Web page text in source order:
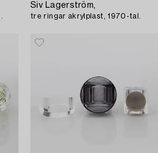
Siv Lagerström,
tre ringar akrylplast, 1970-tal.